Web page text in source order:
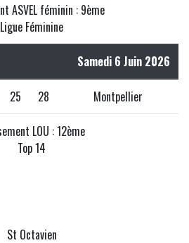
ASVEL féminin : 9ème
Ligue Féminine
Samedi 6 Juin 2026
25 28 Montpellier
LOU : 12ème
Top 14
St Octavien